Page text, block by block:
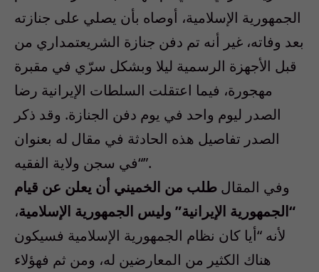
الجمهورية الإسلامية، أوصاه بأن يصلي على جنازته
بعد وفاته، غير أنه تم دفن جنازة الشريعتمداري من
قبل الأجهزة الرسمية ليلا وبشكل سرّي في مقبرة
مهجورة، فيما اعتقلت السلطات الإيرانية رضا
الصدر ليوم واحد في يوم دفن الجنازة. وقد ذكر
الصدر تفاصيل هذه الحادثة في مقال له بعنوان
“في سجن ولاية الفقيه”.
وفي المقال طلب من الخميني أن يعلن عن قيام
“الجمهورية الإيرانية” وليس الجمهورية الإسلامية،
لأنه “أيا كان نظام الجمهورية الإسلامية فسيكون
هناك الكثير من المعارضين له، ومن ثم فهؤلاء